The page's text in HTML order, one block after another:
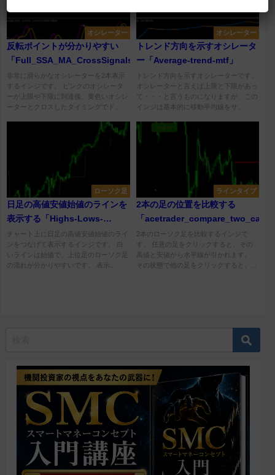
オシレーター
反転ポイントが分かりやすい
「Full_SSA_MA_CrossSignals_4Senarios_BTEv」
非常に滑らかなオシレーターを2本表示
するインジです。 ピンクのオシレータ
ーが上限や下限に到達後、黄色いオシレ
ーターとクロスしたタイミングでド...
オシレーター
トレンド方向を示すオシレータ
ー「Average-trend-mtf」
トレンド方向を示すオシレーターです。
オシレーターと言えば上限と下限があっ
て・・・と言うものになりますが、この
インジは基本的に移動平均線をサ...
ローソク足
日足の高値安値始値のラインを
表示する「Highs-Lows-
Open」
チャート上に日足の高値安値始値のライ
ンをつなげて表示するインジです。 白
いラインは始値で、上位足のローソク足
の流れが分かりやすいです。 表示...
ラインタイプ
2本の足の位置を比較する
「
2本のローソク足を比較するインジで
す。 任意の足をクリックすると、その
高値と安値から水平線が引かれます。
その状態で他の足をクリックすると、...